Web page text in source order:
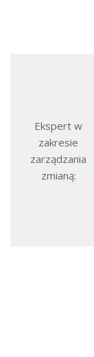
Ekspert w
zakresie
zarządzania
zmianą: